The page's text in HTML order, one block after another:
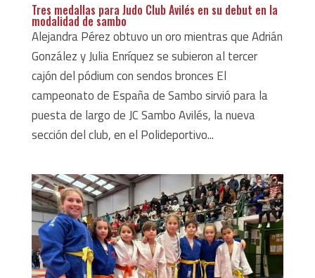
Tres medallas para Judo Club Avilés en su debut en la
modalidad de sambo
Alejandra Pérez obtuvo un oro mientras que Adrián
González y Julia Enríquez se subieron al tercer
cajón del pódium con sendos bronces El
campeonato de España de Sambo sirvió para la
puesta de largo de JC Sambo Avilés, la nueva
sección del club, en el Polideportivo...